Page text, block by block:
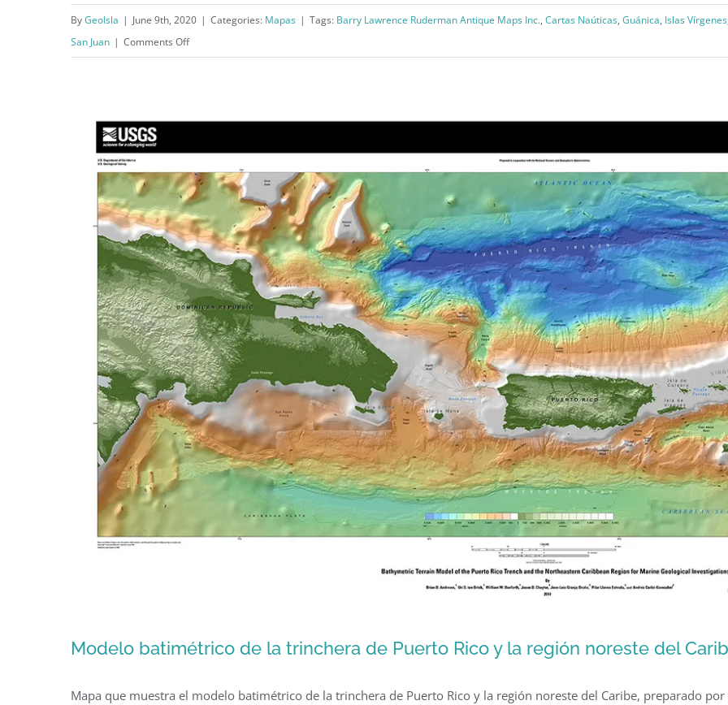
A Chart of Porto Rico and the Virgin Islands (1850)
ByGeoIsla | June 9th, 2020 | Categories: Mapas | Tags: Barry Lawrence Ruderman Antique Maps Inc., Cartas Naúticas, Guánica, Islas Vírgenes
San Juan | Comments Offon
Rico
and
the
Virgin
Islands
(1850)
Modelo batimétrico de la trinchera de Puerto Rico y la región noreste del
Mapa que muestra el modelo batimétrico de la trinchera de Puerto Rico y la región noreste del Caribe, preparado por